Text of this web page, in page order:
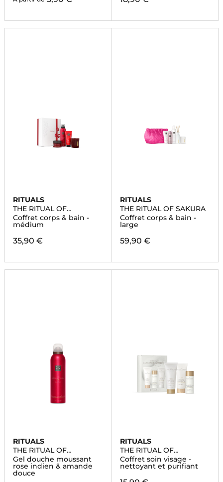
RITUALS
THE RITUAL OF
AYURVEDA
Coffret corps & bain -
médium
35,90 €
RITUALS
THE RITUAL OF SAKURA
Coffret corps & bain -
large
59,90 €
RITUALS
THE RITUAL OF
AYURVEDA
Gel douche moussant
rose indien & amande
douce
RITUALS
THE RITUAL OF
NAMASTE
Coffret soin visage -
nettoyant et purifiant